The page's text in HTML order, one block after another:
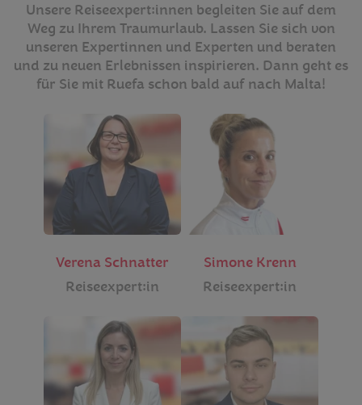
Unsere Reiseexpert:innen begleiten Sie auf dem
Weg zu Ihrem Traumurlaub. Lassen Sie sich von
unseren Expertinnen und Experten und beraten
und zu neuen Erlebnissen inspirieren. Dann geht es
für Sie mit Ruefa schon bald auf nach Malta!
Verena Schnatter
Reiseexpert:in
Simone Krenn
Reiseexpert:in